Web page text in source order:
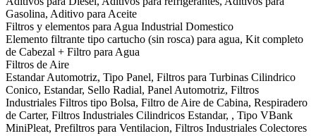
Gasolina, Aditivo para Aceite
Filtros y elementos para Agua Industrial Domestico
Elemento filtrante tipo cartucho (sin rosca) para agua, Kit completo
de Cabezal + Filtro para Agua
Filtros de Aire
Estandar Automotriz, Tipo Panel, Filtros para Turbinas Cilindrico
Conico, Estandar, Sello Radial, Panel Automotriz, Filtros
Industriales Filtros tipo Bolsa, Filtro de Aire de Cabina, Respiradero
de Carter, Filtros Industriales Cilindricos Estandar, , Tipo VBank
MiniPleat, Prefiltros para Ventilacion, Filtros Industriales Colectores